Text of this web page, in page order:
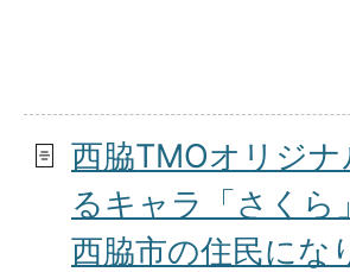
西脇TMOオリジナ
るキャラ「さくら
西脇市の住民にな